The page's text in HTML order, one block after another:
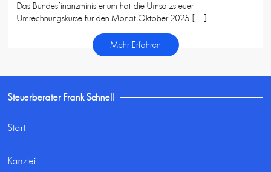
Das Bundesfinanzministerium hat die Umsatzsteuer-
Umrechnungskurse für den Monat Oktober 2025 […]
Mehr Erfahren
Steuerberater Frank Schnell
Start
Kanzlei